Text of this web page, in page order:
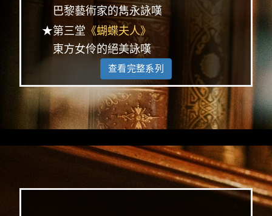
巴黎藝術家的雋永詠嘆
★第三堂 《蝴蝶夫人》
東方女伶的絕美詠嘆
查看完整系列